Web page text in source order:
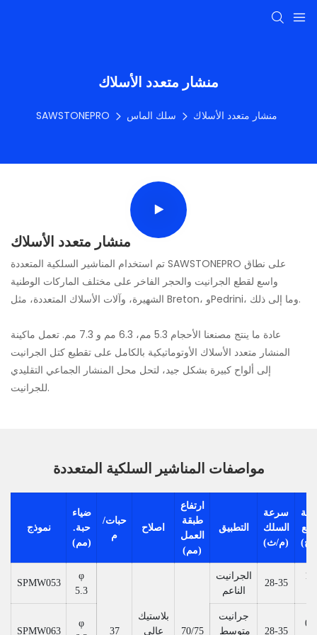
منشار متعدد الأسلاك
SAWSTONEPRO سلك الماس منشار متعدد الأسلاك
منشار متعدد الأسلاك
تم استخدام المناشير السلكية المتعددة SAWSTONEPRO على نطاق
واسع لقطع الجرانيت والحجر الفاخر على مختلف الماركات الوطنية
الشهيرة، وآلات الأسلاك المتعددة، مثل Breton، وPedrini، وما إلى ذلك.
عادة ما ينتج مصنعنا الأحجام 5.3 مم، 6.3 مم و 7.3 مم. تعمل ماكينة
المنشار متعدد الأسلاك الأوتوماتيكية بالكامل على تقطيع كتل الجرانيت
إلى ألواح كبيرة بشكل جيد، لتحل محل المنشار الجماعي التقليدي
للجرانيت.
مواصفات المناشير السلكية المتعددة
نموذج
ضياء
حبة.
(مم)
حبات/
م
اصلاح
ارتفاع
طبقة
العمل
(مم)
التطبيق
سرعة
السلك
(م/ث)
SPMW053
φ
5.3
37
بلاستيك
عالي
70/75
الجرانيت
الناعم
28-35
SPMW063
φ
جرانيت
متوسط ​​
28-35